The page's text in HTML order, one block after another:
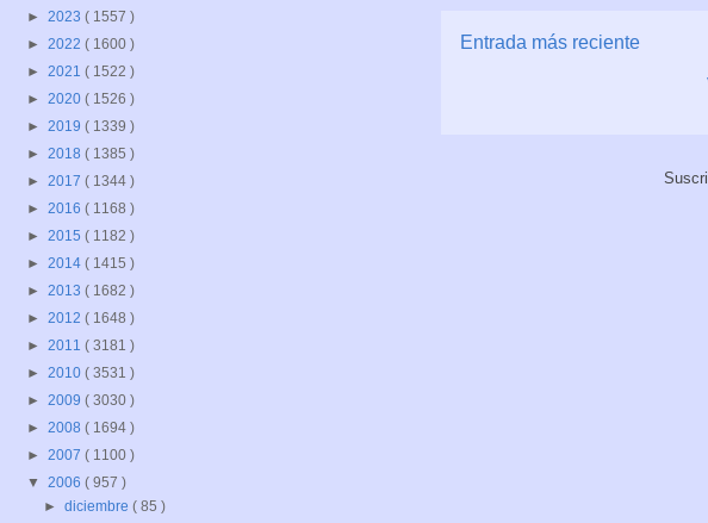
Entrada más reciente
► 2023 ( 1557 )
► 2022 ( 1600 )
► 2021 ( 1522 )
► 2020 ( 1526 )
► 2019 ( 1339 )
► 2018 ( 1385 )
► 2017 ( 1344 )
► 2016 ( 1168 )
► 2015 ( 1182 )
► 2014 ( 1415 )
► 2013 ( 1682 )
► 2012 ( 1648 )
► 2011 ( 3181 )
► 2010 ( 3531 )
► 2009 ( 3030 )
► 2008 ( 1694 )
► 2007 ( 1100 )
▼ 2006 ( 957 )
►diciembre( 85 )